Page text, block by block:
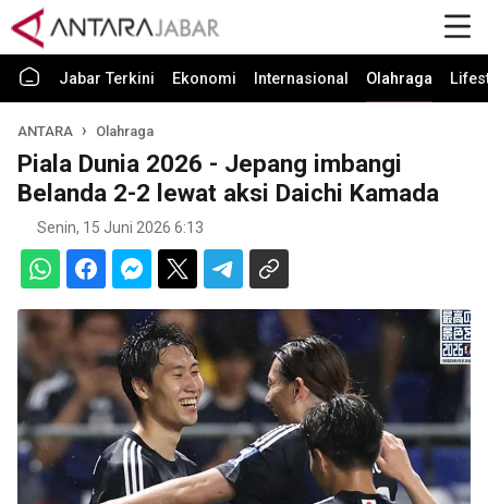
Jabar Terkini Ekonomi Internasional Olahraga
ANTARA Olahraga
Piala Dunia 2026 - Jepang imbangi
Belanda 2-2 lewat aksi Daichi Kamada
Senin, 15 Juni 2026 6:13